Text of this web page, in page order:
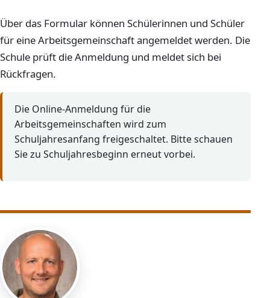
Über das Formular können Schülerinnen und Schüler
für eine Arbeitsgemeinschaft angemeldet werden. Die
Schule prüft die Anmeldung und meldet sich bei
Rückfragen.
Die Online-Anmeldung für die
Arbeitsgemeinschaften wird zum
Schuljahresanfang freigeschaltet. Bitte schauen
Sie zu Schuljahresbeginn erneut vorbei.